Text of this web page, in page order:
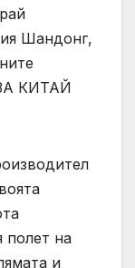
Шандонг,
КИТАЙ
полет на
и